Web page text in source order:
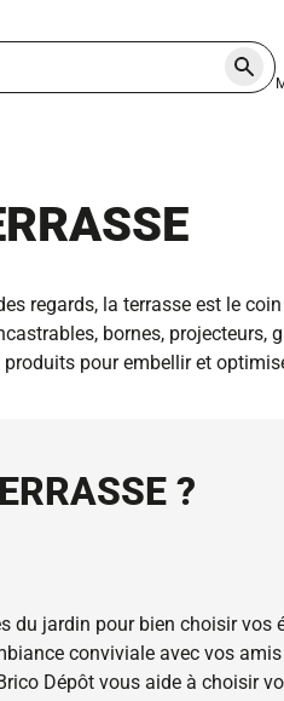
regards, la terrasse est le
bornes, projecteurs,
pour embellir et
?
du jardin pour bien choisir vos
conviviale avec vos
Dépôt vous aide à choisir